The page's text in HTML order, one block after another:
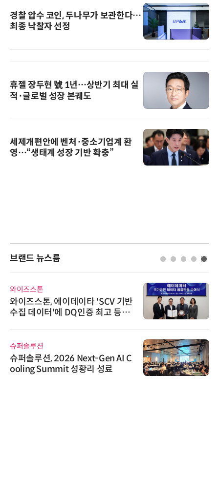
경찰 압수 코인, 두나무가 보관한다…
최종 낙찰자 선정
휴젤 장두현 號 1년…상반기 최대 실
적·글로벌 성장 본궤도
세제개편안에 벤처·중소기업계 환
영…“생태계 성장 기반 확충”
브랜드 뉴스룸
와이즈스톤
와이즈스톤, 에이데이타 'SCV 기반
수집 데이터'에 DQ인증 최고 등급
슈퍼솔루션
슈퍼솔루션, 2026 Next-Gen AI C
ooling Summit 성황리 성료